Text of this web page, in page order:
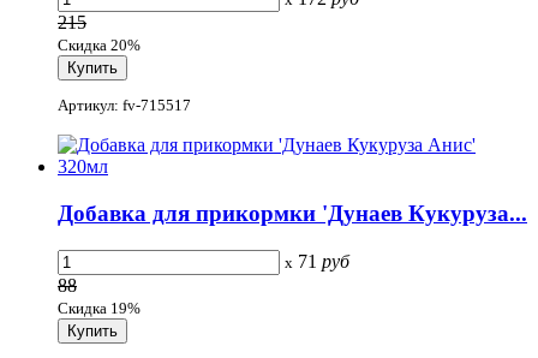
215
Скидка 20%
Артикул: fv-715517
Добавка для прикормки 'Дунаев Кукуруза...
x 71 руб
88
Скидка 19%